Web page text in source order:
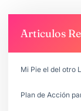
Articulos
Mi Pie el del otro
Plan de Acción